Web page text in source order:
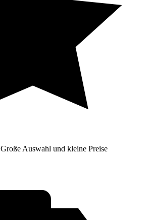
Große Auswahl und kleine Preise